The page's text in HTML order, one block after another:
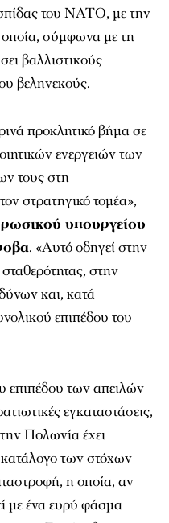
του ΝΑΤΟ, με την
οποία, σύμφωνα με τη
βαλλιστικούς
βεληνεκούς.
προκλητικό βήμα σε
ενεργειών των
τους στη
στρατηγικό τομέα»,
υπουργείου
. «Αυτό οδηγεί στην
στην
και, κατά
επιπέδου του
επιπέδου των απειλών
εγκαταστάσεις,
Πολωνία έχει
κατάλογο των στόχων
η οποία, αν
με ένα ευρύ φάσμα